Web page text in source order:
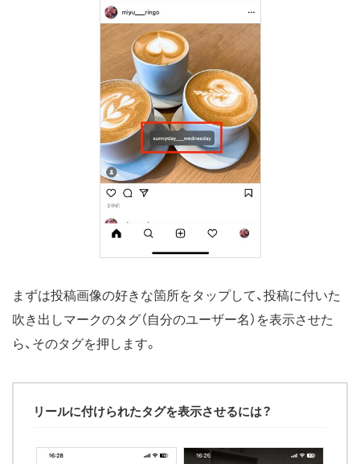
まずは投稿画像の好きな箇所をタップして、投稿に付いた
吹き出しマークのタグ（自分のユーザー名）を表示させた
ら、そのタグを押します。
リールに付けられたタグを表示させるには？